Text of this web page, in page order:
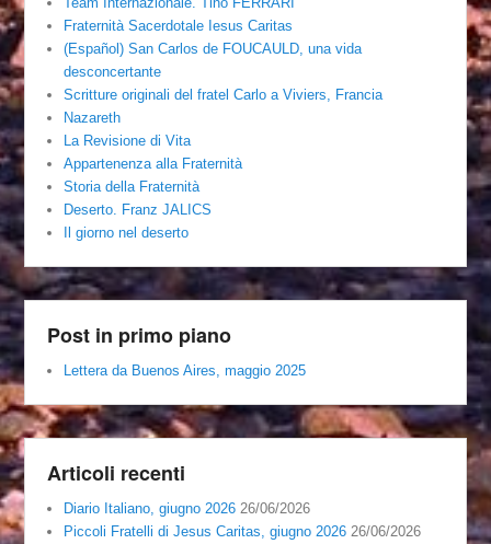
Fraternità Sacerdotale Iesus Caritas
(Español) San Carlos de FOUCAULD, una vida
desconcertante
Scritture originali del fratel Carlo a Viviers, Francia
Nazareth
La Revisione di Vita
Appartenenza alla Fraternità
Storia della Fraternità
Deserto. Franz JALICS
Il giorno nel deserto
Post in primo piano
Lettera da Buenos Aires, maggio 2025
Articoli recenti
Diario Italiano, giugno 2026 26/06/2026
Piccoli Fratelli di Jesus Caritas, giugno 2026 26/06/2026